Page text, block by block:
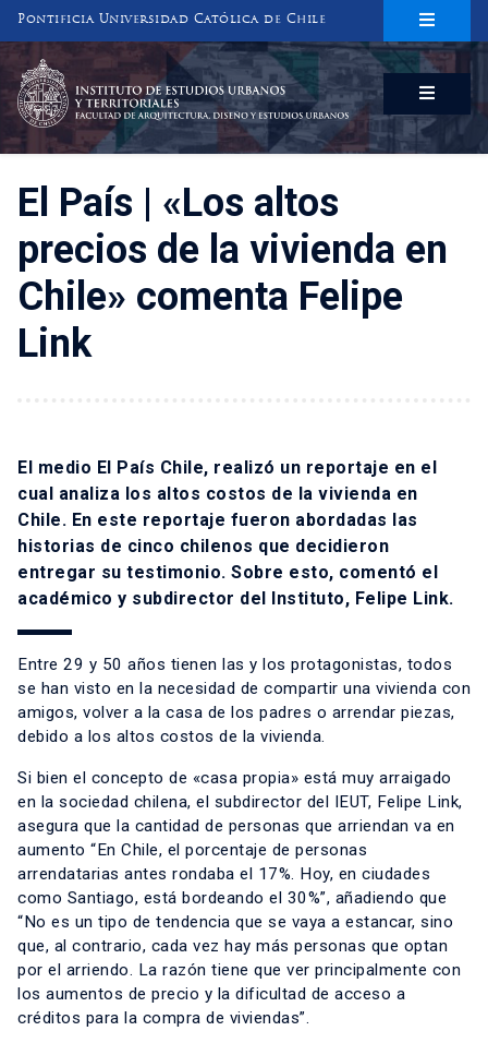
Pontificia Universidad Católica de Chile
INSTITUTO DE ESTUDIOS URBANOS
Y TERRITORIALES
FACULTAD DE ARQUITECTURA, DISEÑO Y ESTUDIOS URBANOS
El País | «Los altos
precios de la vivienda en
Chile» comenta Felipe
Link
El medio El País Chile, realizó un reportaje en el
cual analiza los altos costos de la vivienda en
Chile. En este reportaje fueron abordadas las
historias de cinco chilenos que decidieron
entregar su testimonio. Sobre esto, comentó el
académico y subdirector del Instituto, Felipe Link.
Entre 29 y 50 años tienen las y los protagonistas, todos
se han visto en la necesidad de compartir una vivienda con
amigos, volver a la casa de los padres o arrendar piezas,
debido a los altos costos de la vivienda.
Si bien el concepto de «casa propia» está muy arraigado
en la sociedad chilena, el subdirector del IEUT, Felipe Link,
asegura que la cantidad de personas que arriendan va en
aumento “En Chile, el porcentaje de personas
arrendatarias antes rondaba el 17%. Hoy, en ciudades
como Santiago, está bordeando el 30%”, añadiendo que
“No es un tipo de tendencia que se vaya a estancar, sino
que, al contrario, cada vez hay más personas que optan
por el arriendo. La razón tiene que ver principalmente con
los aumentos de precio y la dificultad de acceso a
créditos para la compra de viviendas”.